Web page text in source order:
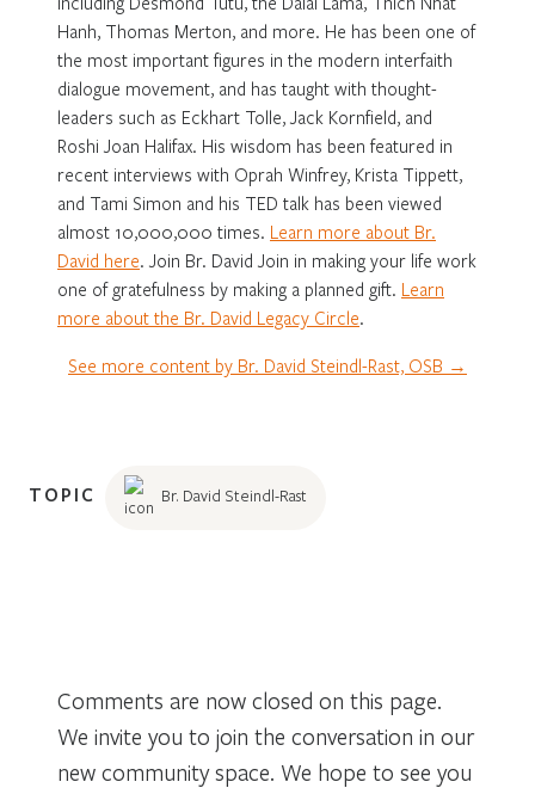
Hanh, Thomas Merton, and more. He has been one of
the most important figures in the modern interfaith
dialogue movement, and has taught with thought-
leaders such as Eckhart Tolle, Jack Kornfield, and
Roshi Joan Halifax. His wisdom has been featured in
recent interviews with Oprah Winfrey, Krista Tippett,
and Tami Simon and his TED talk has been viewed
almost 10,000,000 times. Learn more about Br.
David here. Join Br. David Join in making your life work
one of gratefulness by making a planned gift. Learn
more about the Br. David Legacy Circle.
See more content by Br. David Steindl-Rast, OSB →
TOPIC Br. David Steindl-Rast
Comments are now closed on this page.
We invite you to join the conversation in our
new community space. We hope to see you